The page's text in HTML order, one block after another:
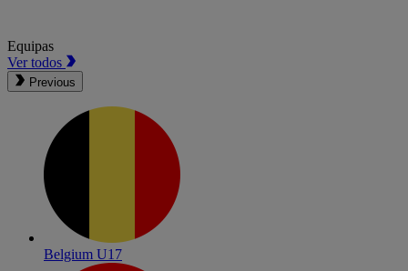
Equipas
Ver todos
Previous
Belgium U17